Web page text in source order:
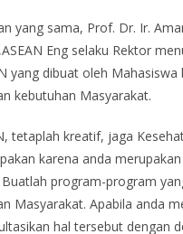
yang sama, Prof. Dr. Ir.
Eng selaku Rektor
yang dibuat oleh Mahasiswa
kebutuhan Masyarakat.
tetaplah kreatif, jaga
karena anda
program-program
Masyarakat. Apabila anda
hal tersebut dengan